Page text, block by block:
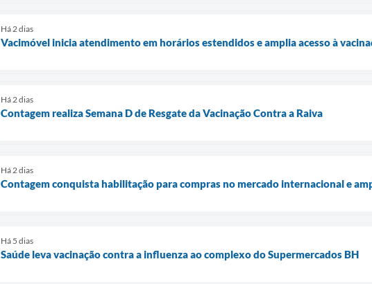
Há 2 dias
Vacimóvel inicia atendimento em horários estendidos e amplia acesso à
Há 2 dias
Contagem realiza Semana D de Resgate da Vacinação Contra a Raiva
Há 2 dias
Contagem conquista habilitação para compras no mercado internacional e
Há 5 dias
Saúde leva vacinação contra a influenza ao complexo do Supermercados BH